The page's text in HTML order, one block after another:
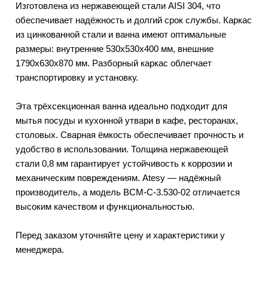
Изготовлена из нержавеющей стали AISI 304, что
обеспечивает надёжность и долгий срок службы. Каркас
из цинкованной стали и ванна имеют оптимальные
размеры: внутренние 530х530х400 мм, внешние
1790х630х870 мм. Разборный каркас облегчает
транспортировку и установку.
Эта трёхсекционная ванна идеально подходит для
мытья посуды и кухонной утвари в кафе, ресторанах,
столовых. Сварная ёмкость обеспечивает прочность и
удобство в использовании. Толщина нержавеющей
стали 0,8 мм гарантирует устойчивость к коррозии и
механическим повреждениям. Atesy — надёжный
производитель, а модель ВСМ-С-3.530-02 отличается
высоким качеством и функциональностью.
Перед заказом уточняйте цену и характеристики у
менеджера.